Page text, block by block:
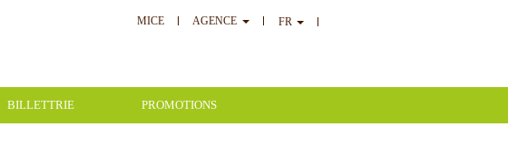
MICE AGENCE FR
BILLETTRIE PROMOTIONS